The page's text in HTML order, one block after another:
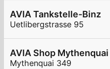
AVIA Tankstelle-Binz
Uetlibergstrasse 95
AVIA Shop Mythenquai
Mythenquai 349